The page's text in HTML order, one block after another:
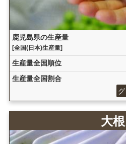
鹿児島県の生産量
[全国(日本)生産量]
生産量全国順位
生産量全国割合
大根